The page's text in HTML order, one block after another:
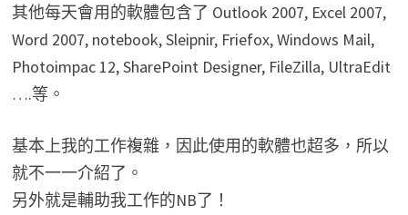
其他每天會用的軟體包含了 Outlook 2007, Excel 2007,
Word 2007, notebook, Sleipnir, Friefox, Windows Mail,
Photoimpac 12, SharePoint Designer, FileZilla, UltraEdit
….等。
基本上我的工作複雜，因此使用的軟體也超多，所以
就不一一介紹了。
另外就是輔助我工作的NB了！